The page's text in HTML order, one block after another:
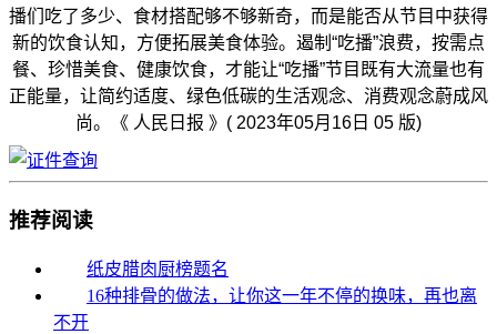
播们吃了多少、食材搭配够不够新奇，而是能否从节目中获得
新的饮食认知，方便拓展美食体验。遏制“吃播”浪费，按需点
餐、珍惜美食、健康饮食，才能让“吃播”节目既有大流量也有
正能量，让简约适度、绿色低碳的生活观念、消费观念蔚成风
尚。《 人民日报 》( 2023年05月16日 05 版)
推荐阅读
纸皮腊肉厨榜题名
16种排骨的做法，让你这一年不停的换味，再也离
不开